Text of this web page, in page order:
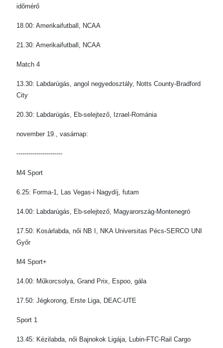
időmérő
18.00: Amerikaifutball, NCAA
21.30: Amerikaifutball, NCAA
Match 4
13.30: Labdarúgás, angol negyedosztály, Notts County-Bradford
City
20.30: Labdarúgás, Eb-selejtező, Izrael-Románia
november 19., vasárnap:
-----------------------
M4 Sport
6.25: Forma-1, Las Vegas-i Nagydíj, futam
14.00: Labdarúgás, Eb-selejtező, Magyarország-Montenegró
17.50: Kosárlabda, női NB I, NKA Universitas Pécs-SERCO UNI
Győr
M4 Sport+
14.00: Műkorcsolya, Grand Prix, Espoo, gála
17.50: Jégkorong, Erste Liga, DEAC-UTE
Sport 1
13.45: Kézilabda, női Bajnokok Ligája, Lubin-FTC-Rail Cargo